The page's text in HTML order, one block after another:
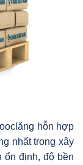
hỗn hợp
nhất trong xây
định, độ bền